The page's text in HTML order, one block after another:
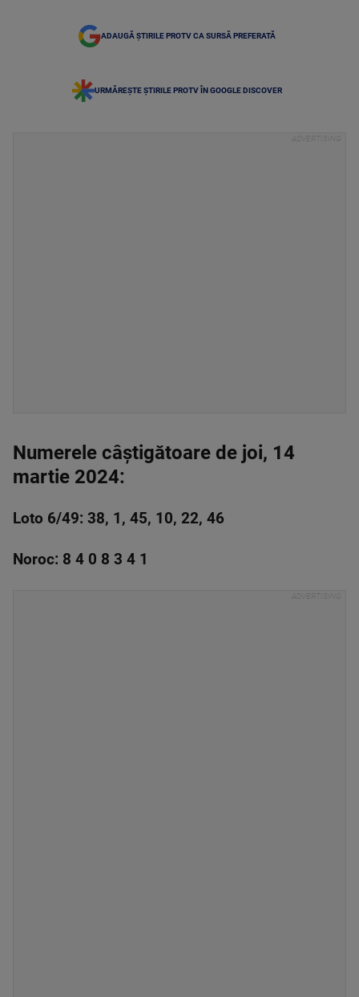
ADAUGĂ ȘTIRILE PROTV CA SURSĂ PREFERATĂ
URMĂREȘTE ȘTIRILE PROTV ÎN GOOGLE DISCOVER
Numerele câștigătoare de joi, 14
martie 2024:
Loto 6/49: 38, 1, 45, 10, 22, 46
Noroc: 8 4 0 8 3 4 1